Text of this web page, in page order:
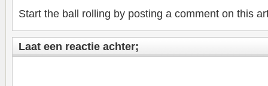
Start the ball rolling by posting a comment on this
Laat een reactie achter;